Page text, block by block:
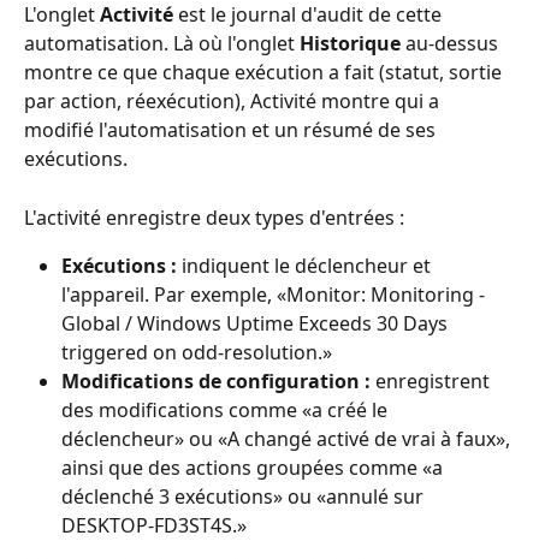
L'onglet Activité est le journal d'audit de cette
automatisation. Là où l'onglet Historique au-dessus
montre ce que chaque exécution a fait (statut, sortie
par action, réexécution), Activité montre qui a
modifié l'automatisation et un résumé de ses
exécutions.
L'activité enregistre deux types d'entrées :
Exécutions : indiquent le déclencheur et
l'appareil. Par exemple, «Monitor: Monitoring -
Global / Windows Uptime Exceeds 30 Days
triggered on odd-resolution.»
Modifications de configuration : enregistrent
des modifications comme «a créé le
déclencheur» ou «A changé activé de vrai à faux»,
ainsi que des actions groupées comme «a
déclenché 3 exécutions» ou «annulé sur
DESKTOP-FD3ST4S.»